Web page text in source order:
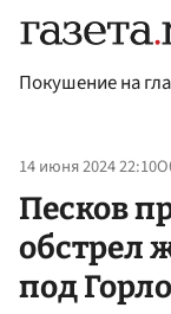
Покушение на
14 июня 2024 22:10
Песков
обстрел
под